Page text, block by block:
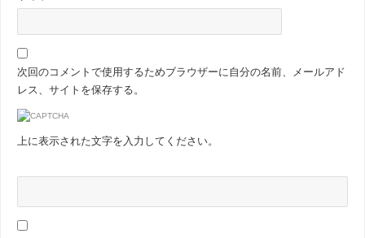
次回のコメントで使用するためブラウザーに自分の名前、メールアド
レス、サイトを保存する。
上に表示された文字を入力してください。